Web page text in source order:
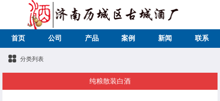
首页 公司 产品 案例 新闻 联系
分类列表
纯粮散装白酒